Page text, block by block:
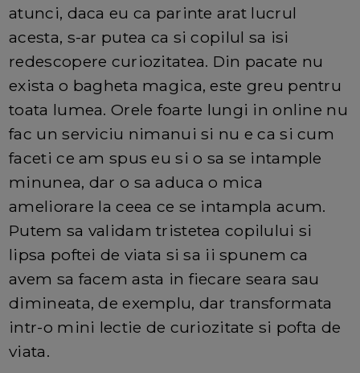
atunci, daca eu ca parinte arat lucrul
acesta, s-ar putea ca si copilul sa isi
redescopere curiozitatea. Din pacate nu
exista o bagheta magica, este greu pentru
toata lumea. Orele foarte lungi in online nu
fac un serviciu nimanui si nu e ca si cum
faceti ce am spus eu si o sa se intample
minunea, dar o sa aduca o mica
ameliorare la ceea ce se intampla acum.
Putem sa validam tristetea copilului si
lipsa poftei de viata si sa ii spunem ca
avem sa facem asta in fiecare seara sau
dimineata, de exemplu, dar transformata
intr-o mini lectie de curiozitate si pofta de
viata.